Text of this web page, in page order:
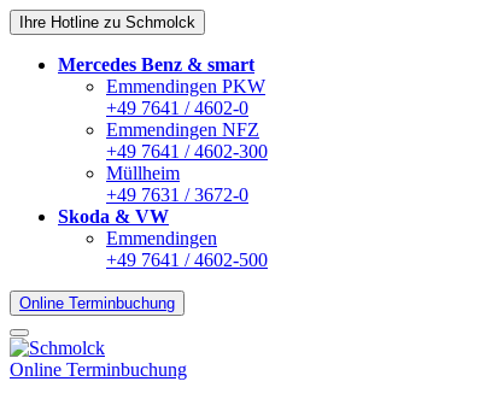
Ihre Hotline zu Schmolck
Mercedes Benz & smart
Emmendingen PKW
+49 7641 / 4602-0
Emmendingen NFZ
+49 7641 / 4602-300
Müllheim
+49 7631 / 3672-0
Skoda & VW
Emmendingen
+49 7641 / 4602-500
Online Terminbuchung
Online Terminbuchung